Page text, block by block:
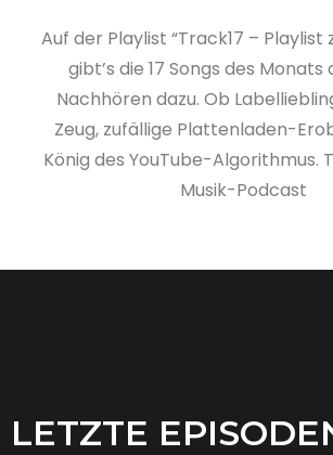
Auf der Playlist “Track17 – Playlist
gibt’s die 17 Songs des
Nachhören dazu. Ob
Zeug, zufällige Plattenladen-
König des YouTube-Algorithmus.
Musik-Podcast
LETZTE